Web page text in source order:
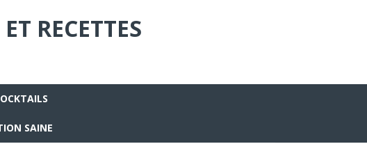
RECETTES
SAINE